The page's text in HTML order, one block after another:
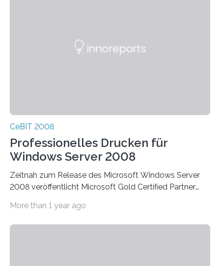
CeBIT 2008
Professionelles Drucken für
Windows Server 2008
Zeitnah zum Release des Microsoft Windows Server
2008 veröffentlicht Microsoft Gold Certified Partner
More than 1 year ago